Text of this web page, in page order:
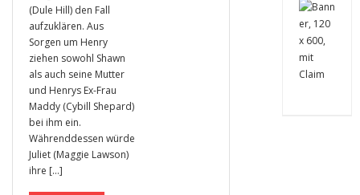
(Dule Hill) den Fall
aufzuklären. Aus
Sorgen um Henry
ziehen sowohl Shawn
als auch seine Mutter
und Henrys Ex-Frau
Maddy (Cybill Shepard)
bei ihm ein.
Währenddessen würde
Juliet (Maggie Lawson)
ihre […]